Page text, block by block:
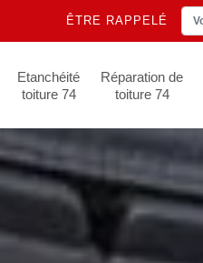
ÊTRE RAPPELÉ
Etanchéité
toiture 74
Réparation de
toiture 74